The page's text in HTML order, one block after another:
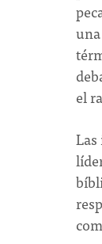
el